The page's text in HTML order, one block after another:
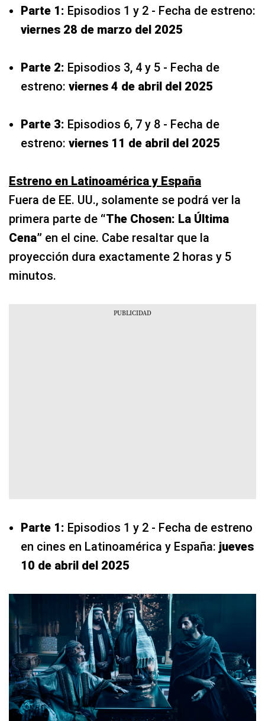
Parte 1: Episodios 1 y 2 - Fecha de estreno:
viernes 28 de marzo del 2025
Parte 2: Episodios 3, 4 y 5 - Fecha de
estreno: viernes 4 de abril del 2025
Parte 3: Episodios 6, 7 y 8 - Fecha de
estreno: viernes 11 de abril del 2025
Estreno en Latinoamérica y España
Fuera de EE. UU., solamente se podrá ver la
primera parte de “The Chosen: La Última
Cena” en el cine. Cabe resaltar que la
proyección dura exactamente 2 horas y 5
minutos.
Parte 1: Episodios 1 y 2 - Fecha de estreno
en cines en Latinoamérica y España: jueves
10 de abril del 2025